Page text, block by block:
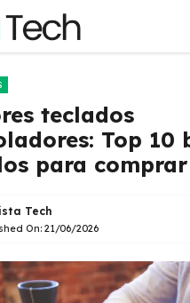
teclados
Top 10
para comprar
Tech
On: 21/06/2026